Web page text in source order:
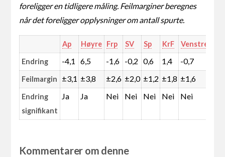
foreligger en tidligere måling. Feilmarginer beregnes
når det foreligger opplysninger om antall spurte.
Ap Høyre Frp SV Sp KrF Venstre
Endring -4,1 6,5 -1,6 -0,2 0,6 1,4 -0,7
Feilmargin ±3,1 ±3,8 ±2,6 ±2,0 ±1,2 ±1,8 ±1,6
Endring
signifikant
Ja Ja Nei Nei Nei Nei Nei
Kommentarer om denne